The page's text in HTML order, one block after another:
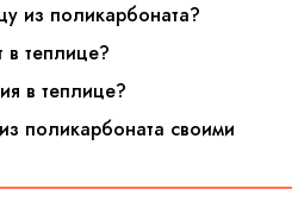
из поликарбоната?
в теплице?
в теплице?
поликарбоната своими